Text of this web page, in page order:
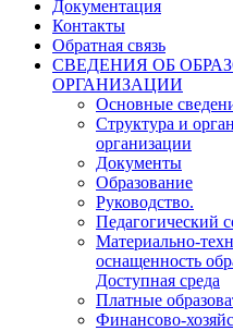
Документация
Контакты
Обратная связь
СВЕДЕНИЯ ОБ
ОРГАНИЗАЦИИ
Основные
Структура и
организации
Документы
Образование
Руководство.
Педагогический
Материально-
оснащенность
Доступная среда
Платные
Финансово-